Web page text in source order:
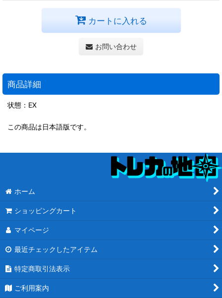
カートに入れる
お問い合わせ
商品詳細
状態：EX
この商品は日本語版です。
ホーム
ショッピングカート
マイページ
最近チェックしたアイテム
特定商取引法表示
ご利用案内